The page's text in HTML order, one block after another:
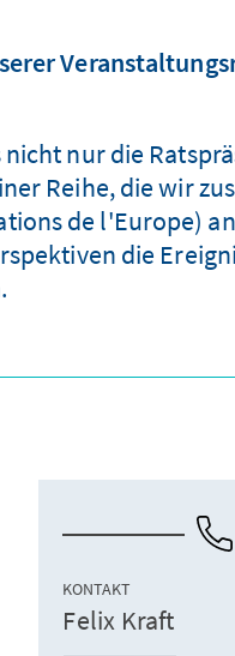
nur die
Reihe, die wir
de l'Europe)
die
KONTAKT
Felix Kraft